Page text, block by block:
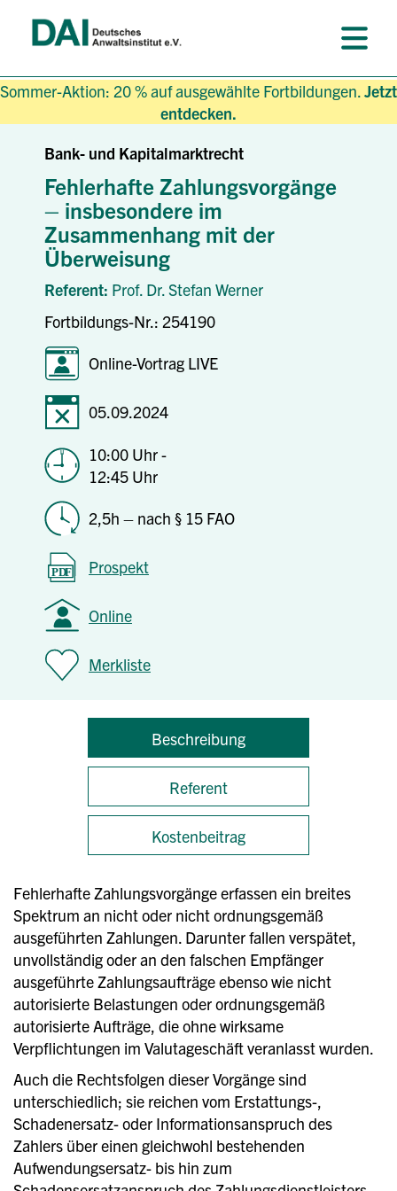
Sommer-Aktion: 20 % auf ausgewählte Fortbildungen.Jetzt
entdecken.
Bank- und Kapitalmarktrecht
Fehlerhafte Zahlungsvorgänge
– insbesondere im
Zusammenhang mit der
Überweisung
Referent: Prof. Dr. Stefan Werner
Fortbildungs-Nr.: 254190
Online-Vortrag LIVE
05.09.2024
10:00 Uhr -
12:45 Uhr
2,5h – nach § 15 FAO
Prospekt
Online
Merkliste
Beschreibung
Referent
Kostenbeitrag
Fehlerhafte Zahlungsvorgänge erfassen ein breites
Spektrum an nicht oder nicht ordnungsgemäß
ausgeführten Zahlungen. Darunter fallen verspätet,
unvollständig oder an den falschen Empfänger
ausgeführte Zahlungsaufträge ebenso wie nicht
autorisierte Belastungen oder ordnungsgemäß
autorisierte Aufträge, die ohne wirksame
Verpflichtungen im Valutageschäft veranlasst wurden.
Auch die Rechtsfolgen dieser Vorgänge sind
unterschiedlich; sie reichen vom Erstattungs-,
Schadenersatz- oder Informationsanspruch des
Zahlers über einen gleichwohl bestehenden
Aufwendungsersatz- bis hin zum